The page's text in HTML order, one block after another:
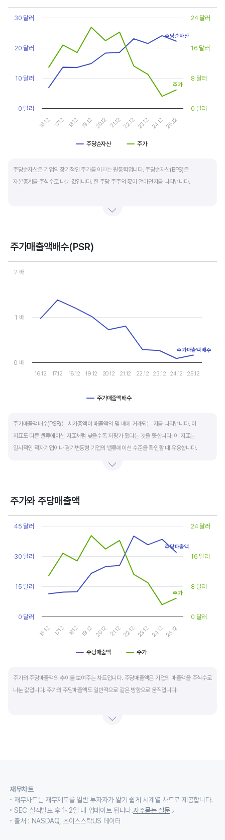
주가순자산배수는 자기자본이익률이 높을때와 낮을때에 따라 다르게 평가받습니다. 현재
ROE와 비슷한 ROE를 기록한 과거년도를 찾고, 그 당시 시장에서 평가 받은
주가순자산배수(PBR)를 확인해 현재 주가의 저평가 여부를 판단하는 것이 좋습니다.
Chart
Line chart with 2 lines.
View as data table, Chart
The chart has 1 X axis displaying categories.
The chart has 2 Y axes displaying values, and values.
주당순자산 주가
16.12 17.12 18.12 19.12 20.12 21.12 22.12 23.12 24.12 25.12
0 달러
10 달러
20 달러
30 달러
0 달러
8 달러
16 달러
24 달러
주당순자산
주가
주당순자산은 기업의 장기적인 주가를 이끄는 원동력입니다. 주당순자산(BPS)은
자본총계를 주식수로 나눈 값입니다. 한 주당 주주의 몫이 얼마인지를 나타냅니다.
자본총계가 빠른 속도로 증가합니다. 이에따라 주가도 오르게 됩니다.
투자지표는 한국 기업에 비해 상대적으로 높게 나옵니다. 이런 부분을 감안해 미국 기업의
부채비율, 차입금 비중, 주가순자산배수 등을 판단하는 것이 좋습니다.
주가매출액배수(PSR)
Chart
Line chart with 10 data points.
The chart has 1 Y axis displaying values. Data ranges from
주가매출액배수
16.12 17.12 18.12 19.12 20.12 21.12 22.12 23.12 24.12 25.12
0 배
1 배
2 배
주가매출액배수
주가매출액배수(PSR)는 시가총액이 매출액의 몇 배에 거래되는 지를 나타냅니다. 이
지표도 다른 밸류에이션 지표처럼 낮을수록 저평가 됐다는 것을 뜻합니다. 이 지표는
일시적인 적자기업이나 경기변동형 기업의 밸류에이션 수준을 확인할 때 유용합니다.
주가와 주당매출액
Chart
Line chart with 2 lines.
View as data table, Chart
The chart has 1 X axis displaying categories.
The chart has 2 Y axes displaying values, and values.
주당매출액 주가
16.12 17.12 18.12 19.12 20.12 21.12 22.12 23.12 24.12 25.12
0 달러
15 달러
30 달러
45 달러
0 달러
8 달러
16 달러
24 달러
주당매출액
주가
주가와 주당매출액의 추이를 보여주는 차트입니다. 주당매출액은 기업의 매출액을 주식수로
나눈 값입니다. 주가와 주당매출액도 일반적으로 같은 방향으로 움직입니다.
재무차트
재무차트는 재무제표를 일반 투자자가 알기 쉽게 시계열 차트로 제공합니다.
SEC 실적발표 후 1~2일 내 업데이트 됩니다.자주묻는 질문
출처 : NASDAQ, 초이스스탁US 데이터